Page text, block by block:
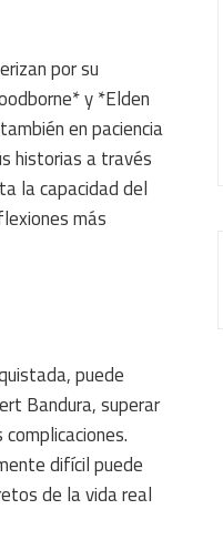
por su
y *Elden
en paciencia
historias a través
la capacidad del
más
puede
Bandura, superar
difícil puede
de la vida real